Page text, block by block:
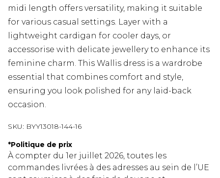
midi length offers versatility, making it suitable
for various casual settings. Layer with a
lightweight cardigan for cooler days, or
accessorise with delicate jewellery to enhance its
feminine charm. This Wallis dress is a wardrobe
essential that combines comfort and style,
ensuring you look polished for any laid-back
occasion.
SKU: BYY13018-144-16
*Politique de prix
À compter du 1er juillet 2026, toutes les
commandes livrées à des adresses au sein de l’UE